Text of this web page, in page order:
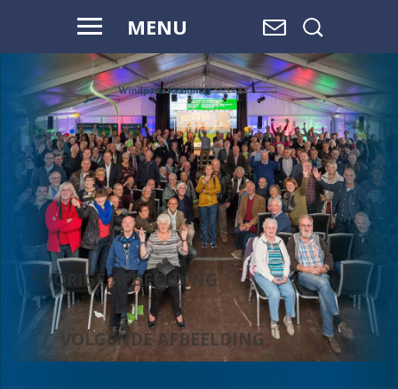
MENU
WAAR WATER
OVERGAAT IN
LAND,
EN LAND
OVERGAAT
IN WATER, IS
RUIMTE.
VORIGE AFBEELDING
VOLGENDE AFBEELDING